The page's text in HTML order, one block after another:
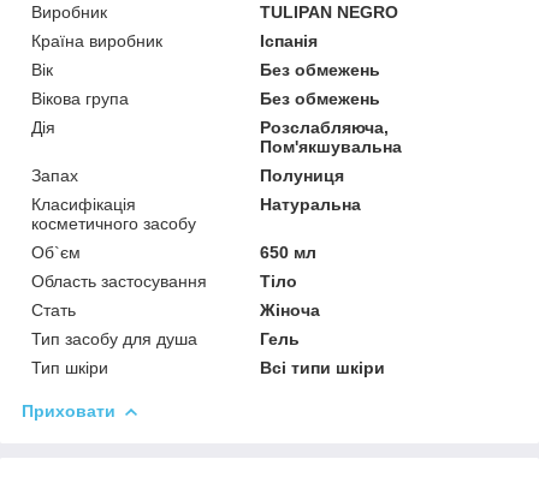
Виробник
TULIPAN NEGRO
Країна виробник
Іспанія
Вік
Без обмежень
Вікова група
Без обмежень
Дія
Розслабляюча,
Пом'якшувальна
Запах
Полуниця
Класифікація
косметичного засобу
Натуральна
Об`єм
650 мл
Область застосування
Тіло
Стать
Жіноча
Тип засобу для душа
Гель
Тип шкіри
Всі типи шкіри
Приховати